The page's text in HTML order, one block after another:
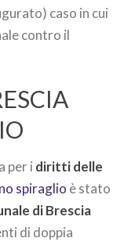
caso in cui
contro il
per i diritti delle
spiraglio è stato
di Brescia
di doppia